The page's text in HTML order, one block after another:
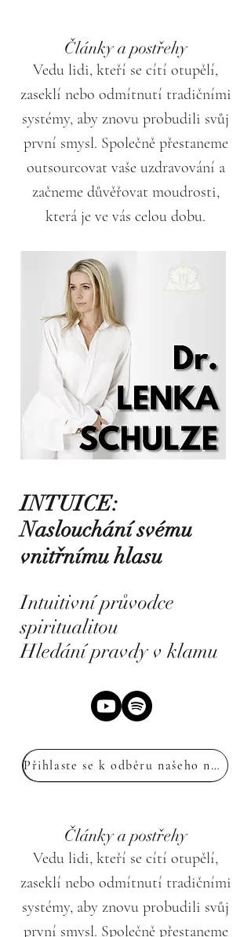
Články a postřehy
Vedu lidi, kteří se cítí otupělí,
zaseklí nebo odmítnutí tradičními
systémy, aby znovu probudili svůj
první smysl. Společně přestaneme
outsourcovat vaše uzdravování a
začneme důvěřovat moudrosti,
která je ve vás celou dobu.
INTUICE:
Naslouchání svému
vnitřnímu hlasu
Intuitivní průvodce
spiritualitou
Hledání pravdy v klamu
Přihlaste se k odběru našeho newsletteru
Články a postřehy
Vedu lidi, kteří se cítí otupělí,
zaseklí nebo odmítnutí tradičními
systémy, aby znovu probudili svůj
první smysl. Společně přestaneme